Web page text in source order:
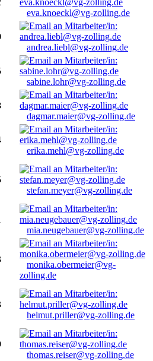
eva.knoeckl@vg-zolling.de
andrea.liebl@vg-zolling.de
sabine.lohr@vg-zolling.de
dagmar.maier@vg-zolling.de
erika.mehl@vg-zolling.de
stefan.meyer@vg-zolling.de
mia.neugebauer@vg-zolling.de
monika.obermeier@vg-
zolling.de
helmut.priller@vg-zolling.de
thomas.reiser@vg-zolling.de